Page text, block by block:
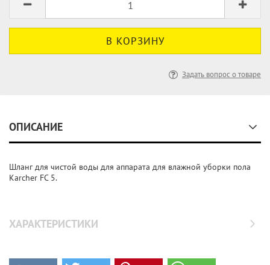
Задать вопрос о товаре
ОПИСАНИЕ
Шланг для чистой воды для аппарата для влажной уборки пола
Karcher FC 5.
ХАРАКТЕРИСТИКИ